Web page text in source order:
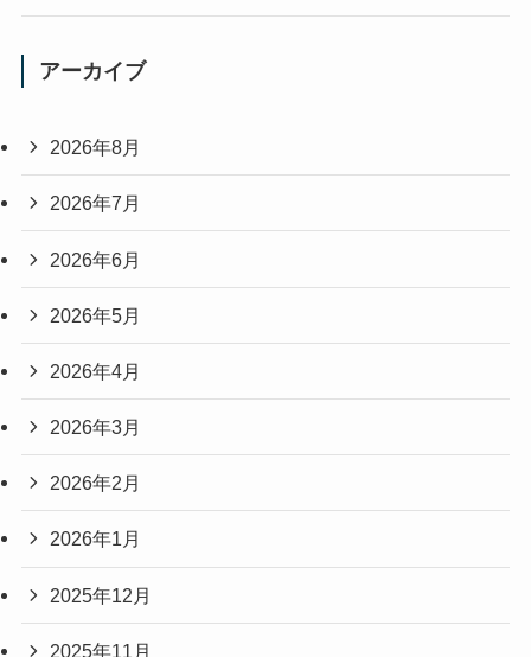
アーカイブ
2026年8月
2026年7月
2026年6月
2026年5月
2026年4月
2026年3月
2026年2月
2026年1月
2025年12月
2025年11月